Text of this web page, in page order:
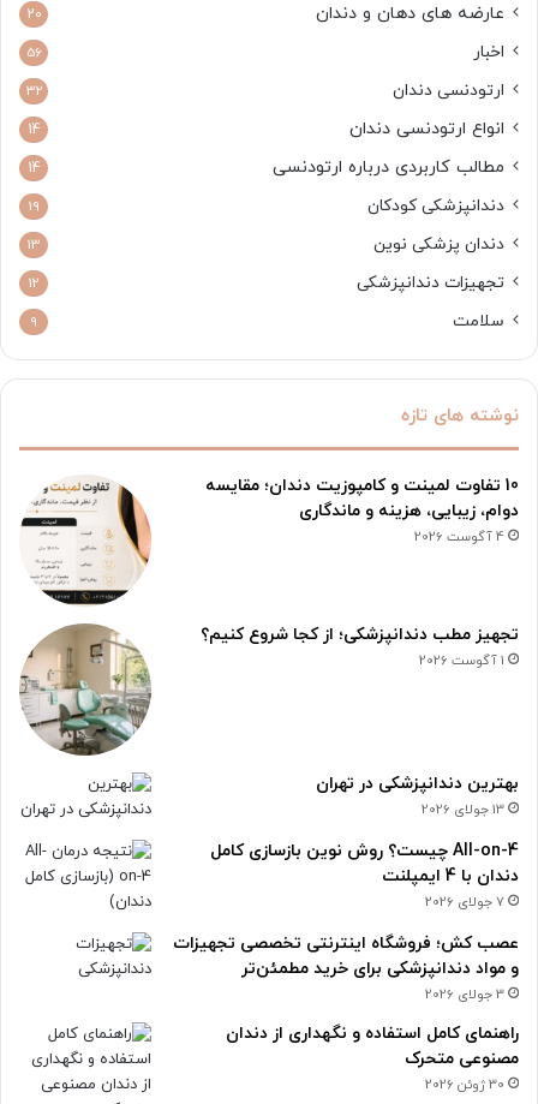
عارضه های دهان و دندان 20
اخبار 56
ارتودنسی دندان 32
انواع ارتودنسی دندان 14
مطالب کاربردی درباره ارتودنسی 14
دندانپزشکی کودکان 19
دندان پزشکی نوین 13
تجهیزات دندانپزشکی 12
سلامت 9
نوشته های تازه
10 تفاوت لمینت و کامپوزیت دندان؛ مقایسه
دوام، زیبایی، هزینه و ماندگاری
4 آگوست 2026
تجهیز مطب دندانپزشکی؛ از کجا شروع کنیم؟
1 آگوست 2026
بهترین دندانپزشکی در تهران
13 جولای 2026
All-on-4 چیست؟ روش نوین بازسازی کامل
دندان با 4 ایمپلنت
7 جولای 2026
عصب کش؛ فروشگاه اینترنتی تخصصی تجهیزات
و مواد دندانپزشکی برای خرید مطمئن‌تر
3 جولای 2026
راهنمای کامل استفاده و نگهداری از دندان
مصنوعی متحرک
30 ژوئن 2026